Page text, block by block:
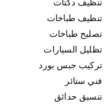
تنظيف دكتات
تنظيف طباخات
تصليح طباخات
تظليل السيارات
تركيب جبس بورد
فني ستائر
تنسيق حدائق